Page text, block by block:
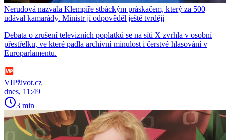
Nerudová nazvala Klempíře stbáckým práskačem, který za 500
udával kamarády. Ministr jí odpověděl ještě tvrději
Debata o zrušení televizních poplatků se na síti X zvrhla v osobní
přestřelku, ve které padla archivní minulost i čerstvé hlasování v
Europarlamentu.
VIPživot.cz
dnes, 11:49
3 min